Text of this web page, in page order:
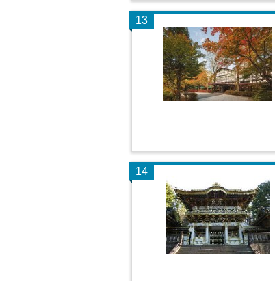
13
14